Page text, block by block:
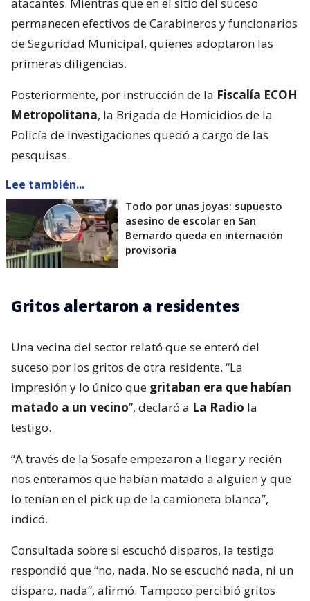
permanecen efectivos de Carabineros y funcionarios
de Seguridad Municipal, quienes adoptaron las
primeras diligencias.
Posteriormente, por instrucción de la Fiscalía ECOH
Metropolitana, la Brigada de Homicidios de la
Policía de Investigaciones quedó a cargo de las
pesquisas.
Lee también...
Todo por unas joyas: supuesto
asesino de escolar en San
Bernardo queda en internación
provisoria
Gritos alertaron a residentes
Una vecina del sector relató que se enteró del
suceso por los gritos de otra residente. “La
impresión y lo único que gritaban era que habían
matado a un vecino”, declaró a La Radio la
testigo.
“A través de la Sosafe empezaron a llegar y recién
nos enteramos que habían matado a alguien y que
lo tenían en el pick up de la camioneta blanca”,
indicó.
Consultada sobre si escuchó disparos, la testigo
respondió que “no, nada. No se escuchó nada, ni un
disparo, nada”, afirmó. Tampoco percibió gritos